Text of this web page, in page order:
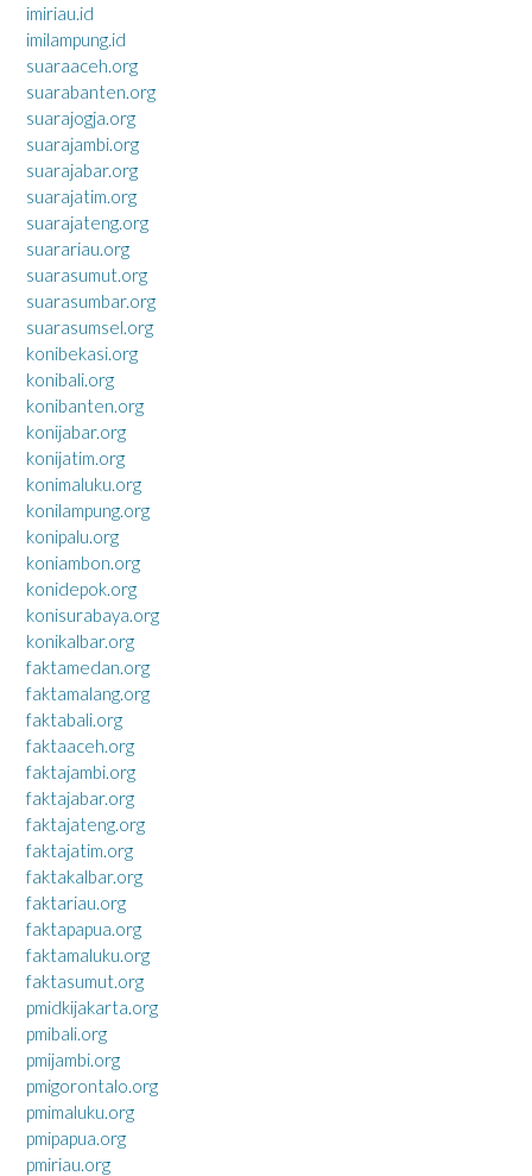
imiriau.id
imilampung.id
suaraaceh.org
suarabanten.org
suarajogja.org
suarajambi.org
suarajabar.org
suarajatim.org
suarajateng.org
suarariau.org
suarasumut.org
suarasumbar.org
suarasumsel.org
konibekasi.org
konibali.org
konibanten.org
konijabar.org
konijatim.org
konimaluku.org
konilampung.org
konipalu.org
koniambon.org
konidepok.org
konisurabaya.org
konikalbar.org
faktamedan.org
faktamalang.org
faktabali.org
faktaaceh.org
faktajambi.org
faktajabar.org
faktajateng.org
faktajatim.org
faktakalbar.org
faktariau.org
faktapapua.org
faktamaluku.org
faktasumut.org
pmidkijakarta.org
pmibali.org
pmijambi.org
pmigorontalo.org
pmimaluku.org
pmipapua.org
pmiriau.org